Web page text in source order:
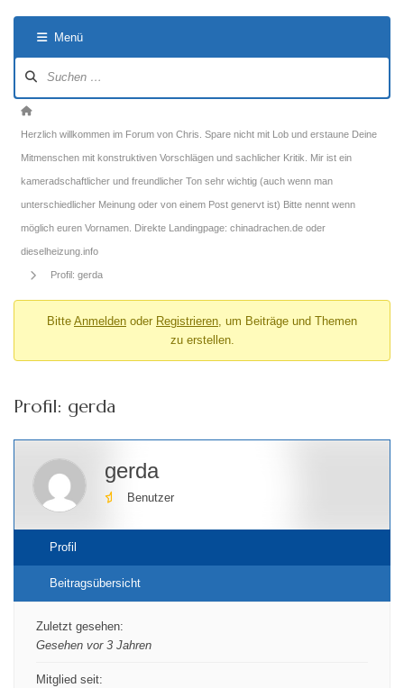
Menü
Navigation
Forum-
Breadcrumbs
-
Du
bist
hier:
Herzlich willkommen im Forum von Chris. Spare nicht mit Lob und erstaune Deine
Mitmenschen mit konstruktiven Vorschlägen und sachlicher Kritik. Mir ist ein
kameradschaftlicher und freundlicher Ton sehr wichtig (auch wenn man
unterschiedlicher Meinung oder von einem Post genervt ist) Bitte nennt wenn
möglich euren Vornamen. Direkte Landingpage: chinadrachen.de oder
dieselheizung.info
Profil: gerda
Bitte Anmelden oder Registrieren , um Beiträge und Themen
zu erstellen.
Profil: gerda
gerda
Benutzer
Profil
Beitragsübersicht
Zuletzt gesehen:
Gesehen vor 3 Jahren
Mitglied seit: